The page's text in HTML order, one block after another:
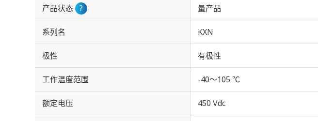
产品状态 ? 量产品
系列名 KXN
极性 有极性
工作温度范围 -40～105 ℃
额定电压 450 Vdc